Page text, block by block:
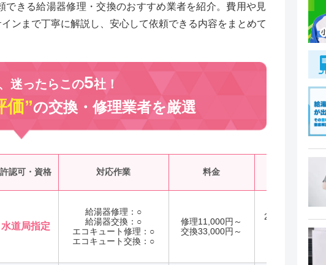
きる給湯器修理・交換のおすすめ業者を紹介。費用や見
ンまで丁寧に解説し、安心して依頼できる内容をまとめて
迷ったらこの5社！
価”の交換・修理業者を厳選
許認可・資格 対応作業 料金
水道局指定
給湯器修理：○
給湯器交換：○
エコキュート修理：○
エコキュート交換：○
修理11,000円～
交換33,000円～
24時間 年中